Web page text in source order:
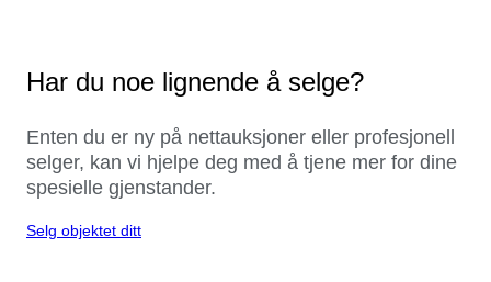
Har du noe lignende å selge?
Enten du er ny på nettauksjoner eller profesjonell
selger, kan vi hjelpe deg med å tjene mer for dine
spesielle gjenstander.
Selg objektet ditt